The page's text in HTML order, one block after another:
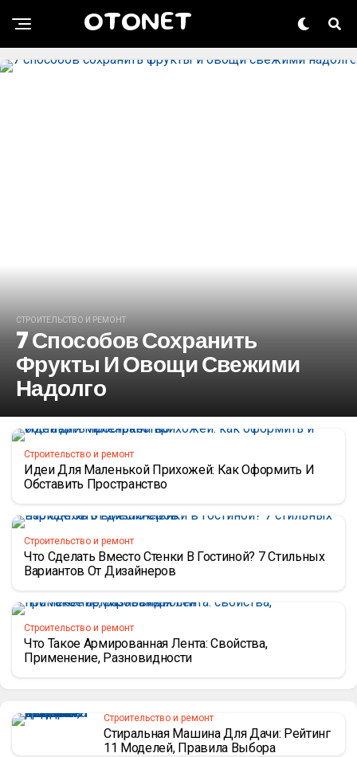
OTONET
СТРОИТЕЛЬСТВО И РЕМОНТ
7 Способов Сохранить
Фрукты И Овощи Свежими
Надолго
Строительство и ремонт
Идеи Для Маленькой Прихожей: Как Оформить И
Обставить Пространство
Строительство и ремонт
Что Сделать Вместо Стенки В Гостиной? 7 Стильных
Вариантов От Дизайнеров
Строительство и ремонт
Что Такое Армированная Лента: Свойства,
Применение, Разновидности
Строительство и ремонт
Стиральная Машина Для Дачи: Рейтинг
11 Моделей, Правила Выбора